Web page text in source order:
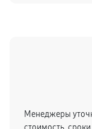
Менеджеры